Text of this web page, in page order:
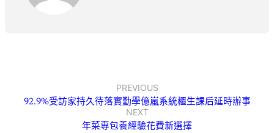
PREVIOUS
92.9%受訪家持久待落實勤學億嵐系統櫃生課后延時辦事
NEXT
年菜專包養經驗花費新選擇